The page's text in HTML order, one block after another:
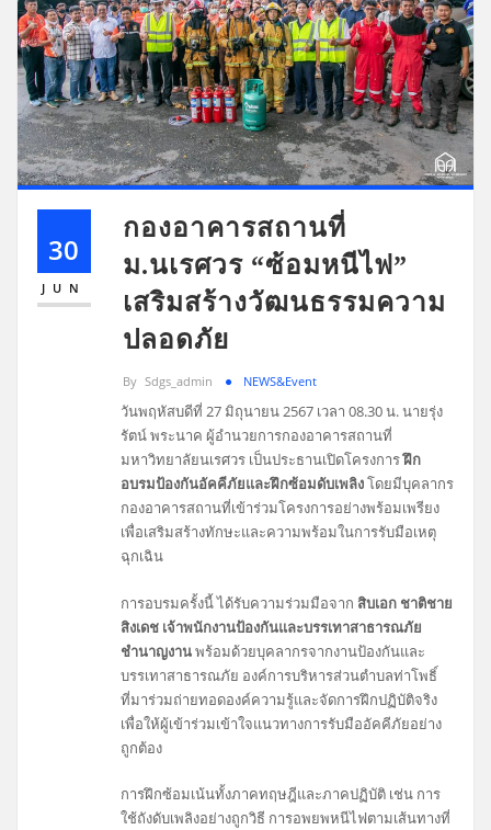
30
JUN
กองอาคารสถานที่
ม.นเรศวร “ซ้อมหนีไฟ”
เสริมสร้างวัฒนธรรมความ
ปลอดภัย
By Sdgs_admin NEWS&Event
วันพฤหัสบดีที่ 27 มิถุนายน 2567 เวลา 08.30 น. นายรุ่ง
รัตน์ พระนาค ผู้อำนวยการกองอาคารสถานที่
มหาวิทยาลัยนเรศวร เป็นประธานเปิดโครงการฝึก
อบรมป้องกันอัคคีภัยและฝึกซ้อมดับเพลิงโดยมีบุคลากร
กองอาคารสถานที่เข้าร่วมโครงการอย่างพร้อมเพรียง
เพื่อเสริมสร้างทักษะและความพร้อมในการรับมือเหตุ
ฉุกเฉิน
การอบรมครั้งนี้ ได้รับความร่วมมือจาก สิบเอก ชาติชาย
สิงเดช เจ้าพนักงานป้องกันและบรรเทาสาธารณภัย
ชำนาญงานพร้อมด้วยบุคลากรจากงานป้องกันและ
บรรเทาสาธารณภัย องค์การบริหารส่วนตำบลท่าโพธิ์
ที่มาร่วมถ่ายทอดองค์ความรู้และจัดการฝึกปฏิบัติจริง
เพื่อให้ผู้เข้าร่วมเข้าใจแนวทางการรับมืออัคคีภัยอย่าง
ถูกต้อง
การฝึกซ้อมเน้นทั้งภาคทฤษฎีและภาคปฏิบัติ เช่น การ
ใช้ถังดับเพลิงอย่างถูกวิธี การอพยพหนีไฟตามเส้นทางที่